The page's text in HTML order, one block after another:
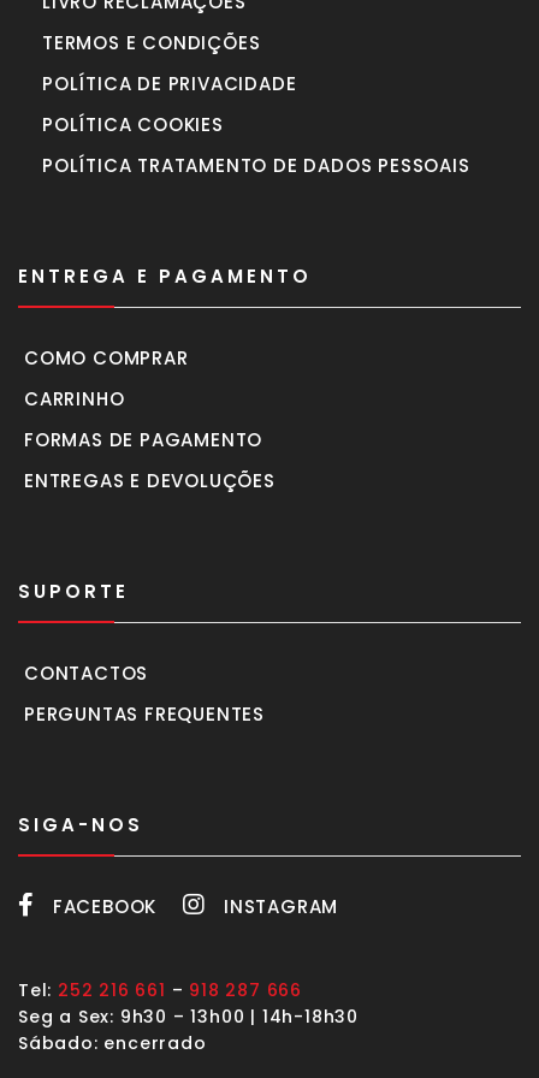
TERMOS E CONDIÇÕES
POLÍTICA DE PRIVACIDADE
POLÍTICA COOKIES
POLÍTICA TRATAMENTO DE DADOS PESSOAIS
ENTREGA E PAGAMENTO
COMO COMPRAR
CARRINHO
FORMAS DE PAGAMENTO
ENTREGAS E DEVOLUÇÕES
SUPORTE
CONTACTOS
PERGUNTAS FREQUENTES
SIGA-NOS
FACEBOOK INSTAGRAM
Tel: 252 216 661 – 918 287 666
Seg a Sex: 9h30 – 13h00 | 14h-18h30
Sábado: encerrado